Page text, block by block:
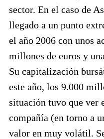
sector. En el caso de
llegado a un punto
el año 2006 con unos
millones de euros y
Su capitalización
este año, los 9.000
situación tuvo que ver
compañía (en torno a
valor en muy volátil.